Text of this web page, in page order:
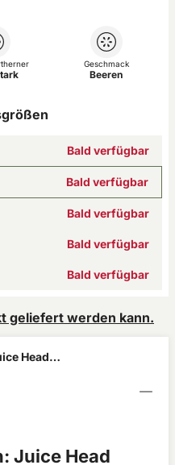
Geschmack
Beeren
Bald verfügbar
Bald verfügbar
Bald verfügbar
Bald verfügbar
Bald verfügbar
geliefert werden kann.
Head
Juice Head